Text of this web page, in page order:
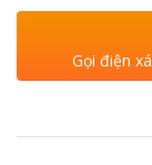
Gọi điện